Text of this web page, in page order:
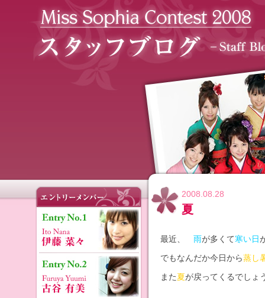
2008.08.28
夏
最近、 雨が多くて寒い日
でもなんだか今日から蒸し
また夏が戻ってくるでしょ